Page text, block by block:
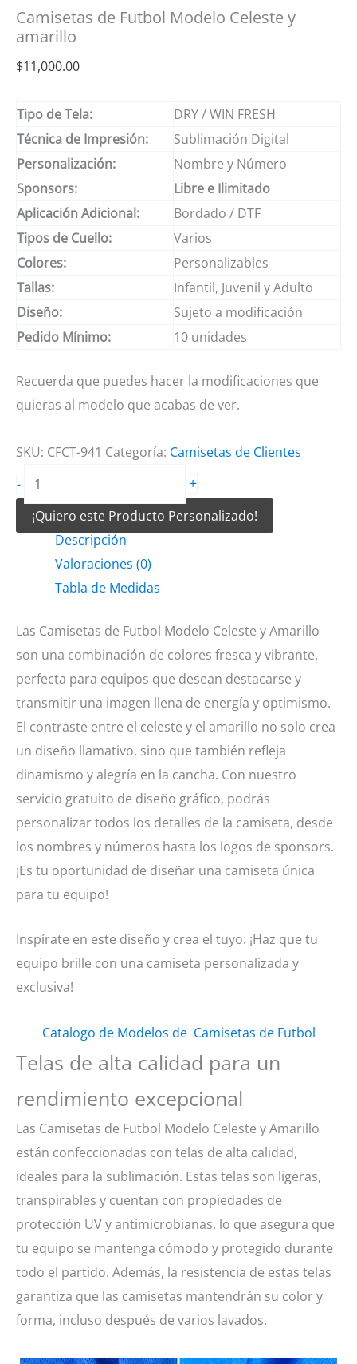
Camisetas de Futbol Modelo Celeste y
amarillo
$11,000.00
Tipo de Tela:
DRY / WIN FRESH
Técnica de Impresión:
Sublimación Digital
Personalización:
Nombre y Número
Sponsors:
Libre e Ilimitado
Aplicación Adicional:
Bordado / DTF
Tipos de Cuello:
Varios
Colores:
Personalizables
Tallas:
Infantil, Juvenil y Adulto
Diseño:
Sujeto a modificación
Pedido Mínimo:
10 unidades
Recuerda que puedes hacer la modificaciones que
quieras al modelo que acabas de ver.
SKU: CFCT-941 Categoría: Camisetas de Clientes
-
Camisetas
de
Futbol
Modelo
Celeste
+
¡Quiero este Producto Personalizado!
Descripción
Valoraciones (0)
Tabla de Medidas
Las Camisetas de Futbol Modelo Celeste y Amarillo
son una combinación de colores fresca y vibrante,
perfecta para equipos que desean destacarse y
transmitir una imagen llena de energía y optimismo.
El contraste entre el celeste y el amarillo no solo crea
un diseño llamativo, sino que también refleja
dinamismo y alegría en la cancha. Con nuestro
servicio gratuito de diseño gráfico, podrás
personalizar todos los detalles de la camiseta, desde
los nombres y números hasta los logos de sponsors.
¡Es tu oportunidad de diseñar una camiseta única
para tu equipo!
Inspírate en este diseño y crea el tuyo. ¡Haz que tu
equipo brille con una camiseta personalizada y
exclusiva!
Catalogo de Modelos de Camisetas de Futbol
Telas de alta calidad para un
rendimiento excepcional
Las Camisetas de Futbol Modelo Celeste y Amarillo
están confeccionadas con telas de alta calidad,
ideales para la sublimación. Estas telas son ligeras,
transpirables y cuentan con propiedades de
protección UV y antimicrobianas, lo que asegura que
tu equipo se mantenga cómodo y protegido durante
todo el partido. Además, la resistencia de estas telas
garantiza que las camisetas mantendrán su color y
forma, incluso después de varios lavados.